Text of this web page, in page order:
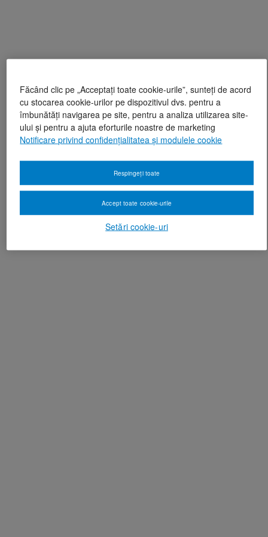
Făcând clic pe „Acceptați toate cookie-urile”, sunteți de acord
cu stocarea cookie-urilor pe dispozitivul dvs. pentru a
îmbunătăți navigarea pe site, pentru a analiza utilizarea site-
ului și pentru a ajuta eforturile noastre de marketing
Notificare privind confidențialitatea și modulele cookie
Setări cookie-uri
Respingeți toate
Accept toate cookie-urile